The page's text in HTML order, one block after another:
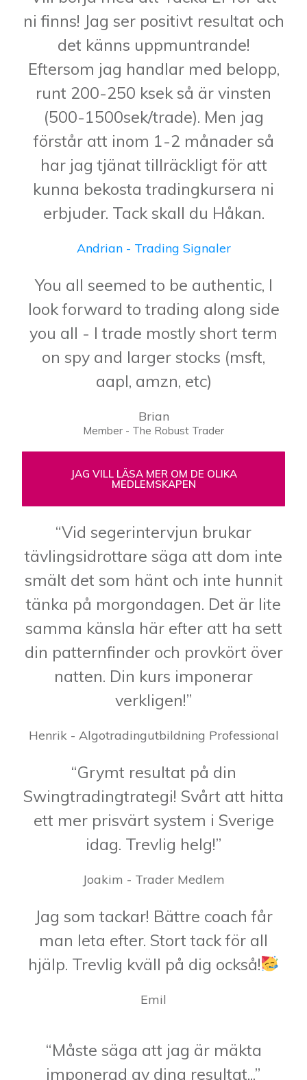
ni finns! Jag ser positivt resultat och
det känns uppmuntrande!
Eftersom jag handlar med belopp,
runt 200-250 ksek så är vinsten
(500-1500sek/trade). Men jag
förstår att inom 1-2 månader så
har jag tjänat tillräckligt för att
kunna bekosta tradingkursera ni
erbjuder. Tack skall du Håkan.
Andrian - Trading Signaler
You all seemed to be authentic, I
look forward to trading along side
you all - I trade mostly short term
on spy and larger stocks (msft,
aapl, amzn, etc)
Brian
Member - The Robust Trader
JAG VILL LÄSA MER OM DE OLIKA
MEDLEMSKAPEN
“Vid segerintervjun brukar
tävlingsidrottare säga att dom inte
smält det som hänt och inte hunnit
tänka på morgondagen. Det är lite
samma känsla här efter att ha sett
din patternfinder och provkört över
natten. Din kurs imponerar
verkligen!”
Henrik - Algotradingutbildning Professional
“Grymt resultat på din
Swingtradingtrategi! Svårt att hitta
ett mer prisvärt system i Sverige
idag. Trevlig helg!”
Joakim - Trader Medlem
Jag som tackar! Bättre coach får
man leta efter. Stort tack för all
hjälp. Trevlig kväll på dig också!
Emil
“Måste säga att jag är mäkta
imponerad av dina resultat...”